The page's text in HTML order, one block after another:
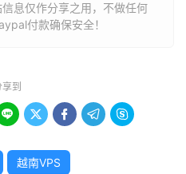
息仅作分享之用，不做任何
付款确保安全！
享到
    
越南VPS